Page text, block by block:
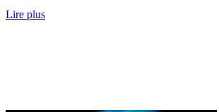
Lire plus